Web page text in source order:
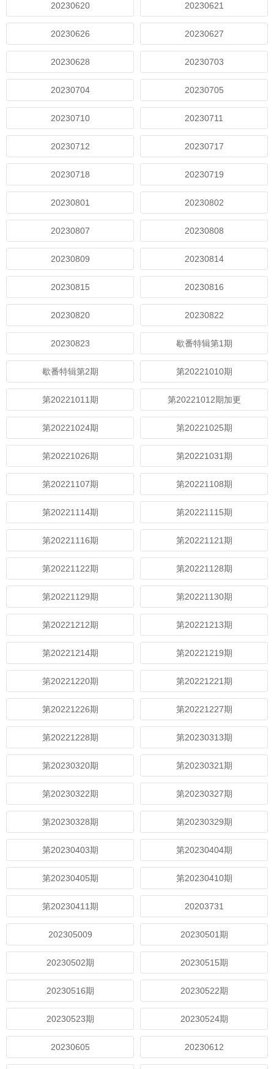
20230620 20230621
20230626 20230627
20230628 20230703
20230704 20230705
20230710 20230711
20230712 20230717
20230718 20230719
20230801 20230802
20230807 20230808
20230809 20230814
20230815 20230816
20230820 20230822
20230823 歇番特辑第1期
歇番特辑第2期 第20221010期
第20221011期 第20221012期加更
第20221024期 第20221025期
第20221026期 第20221031期
第20221107期 第20221108期
第20221114期 第20221115期
第20221116期 第20221121期
第20221122期 第20221128期
第20221129期 第20221130期
第20221212期 第20221213期
第20221214期 第20221219期
第20221220期 第20221221期
第20221226期 第20221227期
第20221228期 第20230313期
第20230320期 第20230321期
第20230322期 第20230327期
第20230328期 第20230329期
第20230403期 第20230404期
第20230405期 第20230410期
第20230411期 20203731
202305009 20230501期
20230502期 20230515期
20230516期 20230522期
20230523期 20230524期
20230605 20230612